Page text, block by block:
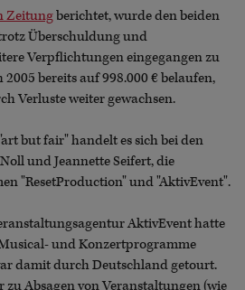
Zeitungberichtet, wurde den beiden
Überschuldung und
Verpflichtungen eingegangen zu
2005 bereits auf 998.000 € belaufen,
Verluste weiter gewachsen.
but fair" handelt es sich bei den
und Jeannette Seifert, die
"ResetProduction"‬ und ‪"AktivEvent"‬.
AktivEvent hatte
und Konzertprogramme
damit durch Deutschland getourt.
zu Absagen von Veranstaltungen (wie